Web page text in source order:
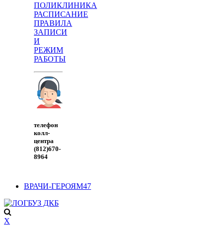
ПОЛИКЛИНИКА
РАСПИСАНИЕ
ПРАВИЛА
ЗАПИСИ
И
РЕЖИМ
РАБОТЫ
телефон
колл-
центра
(812)670-
8964
ВРАЧИ-ГЕРОЯМ47
X